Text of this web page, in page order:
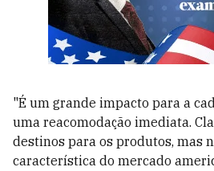
"É um grande impacto para a
uma reacomodação imediata.
destinos para os produtos, mas
característica do mercado